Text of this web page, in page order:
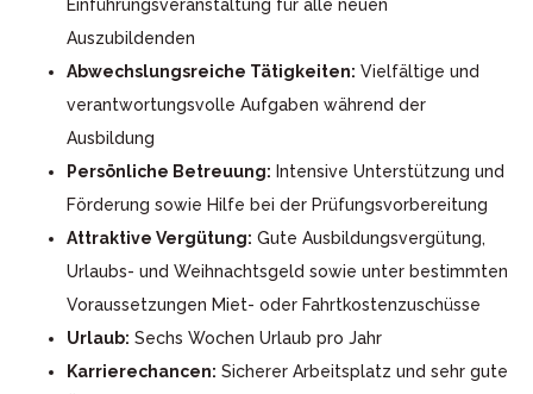
Einführungsveranstaltung für alle neuen
Auszubildenden
Abwechslungsreiche Tätigkeiten: Vielfältige und
verantwortungsvolle Aufgaben während der
Ausbildung
Persönliche Betreuung: Intensive Unterstützung und
Förderung sowie Hilfe bei der Prüfungsvorbereitung
Attraktive Vergütung: Gute Ausbildungsvergütung,
Urlaubs- und Weihnachtsgeld sowie unter bestimmten
Voraussetzungen Miet- oder Fahrtkostenzuschüsse
Urlaub: Sechs Wochen Urlaub pro Jahr
Karrierechancen: Sicherer Arbeitsplatz und sehr gute